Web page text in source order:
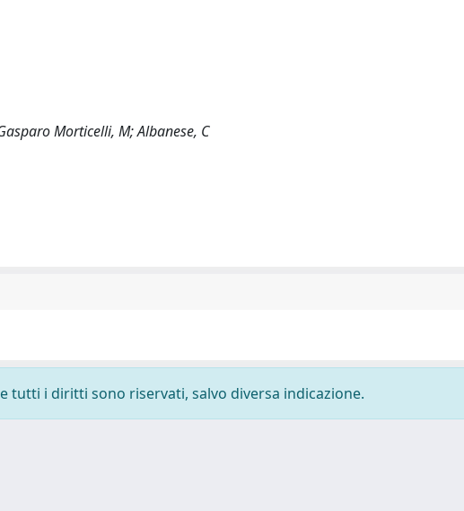
Morticelli, M; Albanese, C
tutti i diritti sono riservati, salvo diversa indicazione.